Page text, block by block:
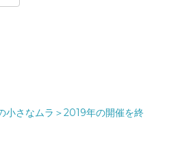
小さなムラ＞2019年の開催を終